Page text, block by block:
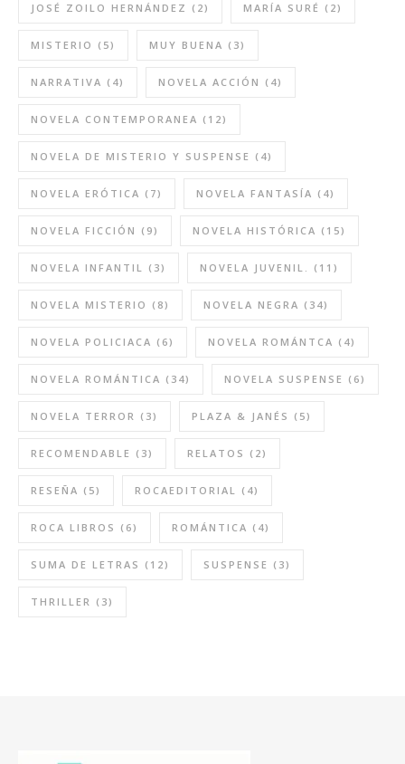
JOSÉ ZOILO HERNÁNDEZ (2) MARÍA SURÉ (2)
MISTERIO (5) MUY BUENA (3)
NARRATIVA (4) NOVELA ACCIÓN (4)
NOVELA CONTEMPORANEA (12)
NOVELA DE MISTERIO Y SUSPENSE (4)
NOVELA ERÓTICA (7) NOVELA FANTASÍA (4)
NOVELA FICCIÓN (9) NOVELA HISTÓRICA (15)
NOVELA INFANTIL (3) NOVELA JUVENIL. (11)
NOVELA MISTERIO (8) NOVELA NEGRA (34)
NOVELA POLICIACA (6) NOVELA ROMÁNTCA (4)
NOVELA ROMÁNTICA (34) NOVELA SUSPENSE (6)
NOVELA TERROR (3) PLAZA & JANÉS (5)
RECOMENDABLE (3) RELATOS (2)
RESEÑA (5) ROCAEDITORIAL (4)
ROCA LIBROS (6) ROMÁNTICA (4)
SUMA DE LETRAS (12) SUSPENSE (3)
THRILLER (3)